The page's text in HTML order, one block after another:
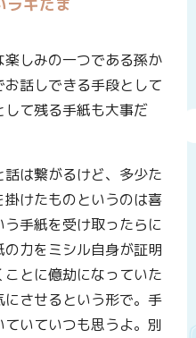
しみの一つである孫か
話しできる手段として
て残る手紙も大事だ
は繋がるけど、多少た
けたものというのは喜
手紙を受け取ったらに
力をミシル自身が証明
とに億劫になっていた
させるという形で。手
いていつも思うよ。別